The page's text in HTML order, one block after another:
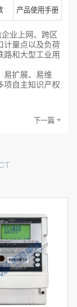
产品使用手册
业上网、跨区
计量点以及负荷
路和大型工业用
易扩展、易维
项自主知识产权
下一篇